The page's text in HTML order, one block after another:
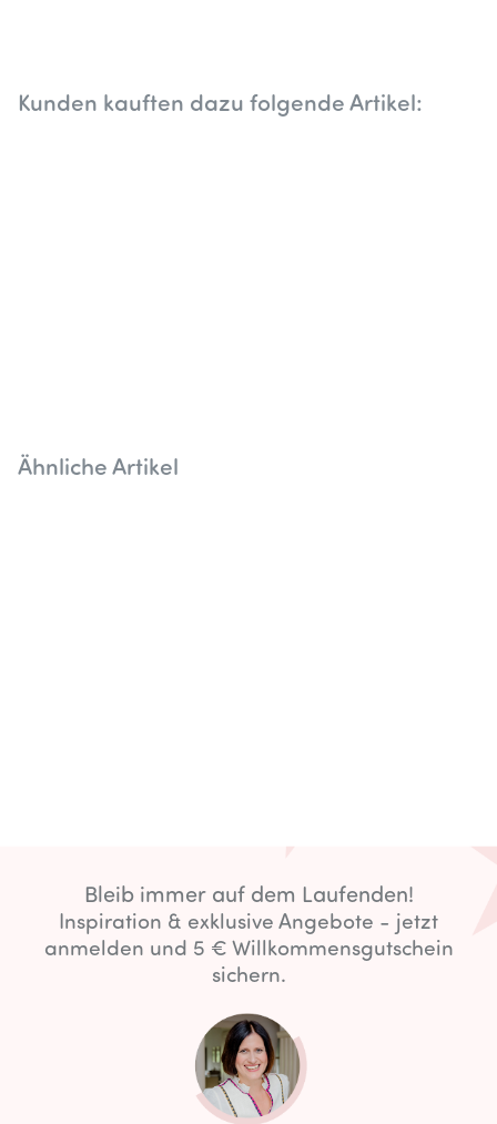
Kunden kauften dazu folgende Artikel:
Ähnliche Artikel
Bleib immer auf dem Laufenden!
Inspiration & exklusive Angebote - jetzt
anmelden und 5 € Willkommensgutschein
sichern.